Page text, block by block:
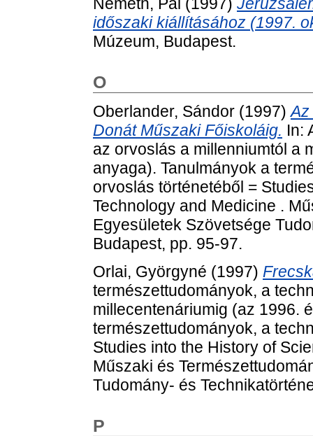
Németh, Pál (1997)
időszaki kiállításához (1997.
Múzeum, Budapest.
O
Oberlander, Sándor (1997)Az
Donát Műszaki Főiskoláig. In:
az orvoslás a millenniumtól a
anyaga). Tanulmányok a
orvoslás történetéből =
Technology and Medicine .
Egyesületek Szövetsége
Budapest, pp. 95-97.
Orlai, Györgyné (1997)
természettudományok, a
millecentenáriumig (az 1996.
természettudományok, a
Studies into the History of
Műszaki és
Tudomány- és
P